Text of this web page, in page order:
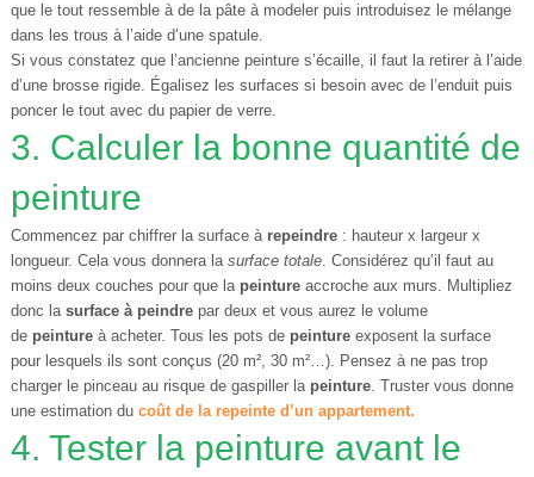
que le tout ressemble à de la pâte à modeler puis introduisez le mélange
dans les trous à l’aide d’une spatule.
Si vous constatez que l’ancienne peinture s’écaille, il faut la retirer à l’aide
d’une brosse rigide. Égalisez les surfaces si besoin avec de l’enduit puis
poncer le tout avec du papier de verre.
3. Calculer la bonne quantité de
peinture
Commencez par chiffrer la surface à repeindre : hauteur x largeur x
longueur. Cela vous donnera la surface totale. Considérez qu’il faut au
moins deux couches pour que la peinture accroche aux murs. Multipliez
donc la surface à peindre par deux et vous aurez le volume
de peinture à acheter. Tous les pots de peinture exposent la surface
pour lesquels ils sont conçus (20 m², 30 m²…). Pensez à ne pas trop
charger le pinceau au risque de gaspiller la peinture. Truster vous donne
une estimation du coût de la repeinte d’un appartement.
4. Tester la peinture avant le